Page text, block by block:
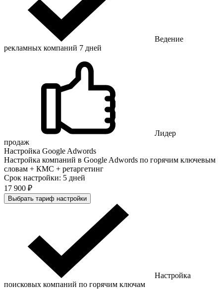
Ведение
рекламных компаний 7 дней
Лидер
продаж
Настройка Google Adwords
Настройка компаний в Google Adwords по горячим ключевым
словам + КМС + ретаргетинг
Срок настройки: 5 дней
17 900 ₽
Выбрать тариф настройки
Настройка
поисковых компаний по горячим ключам